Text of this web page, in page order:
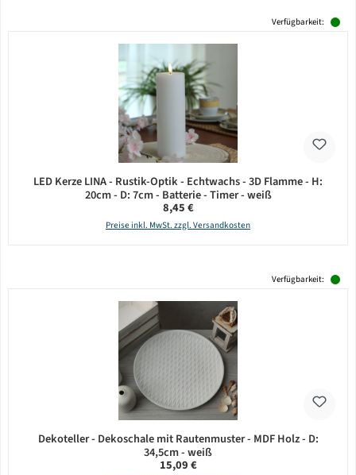
Verfügbarkeit:
LED Kerze LINA - Rustik-Optik - Echtwachs - 3D Flamme - H:
20cm - D: 7cm - Batterie - Timer - weiß
Regulärer Preis:
8,45 €
Preise inkl. MwSt. zzgl. Versandkosten
Verfügbarkeit:
Dekoteller - Dekoschale mit Rautenmuster - MDF Holz - D:
34,5cm - weiß
Regulärer Preis:
15,09 €